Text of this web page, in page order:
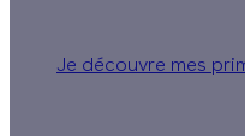
Je découvre mes